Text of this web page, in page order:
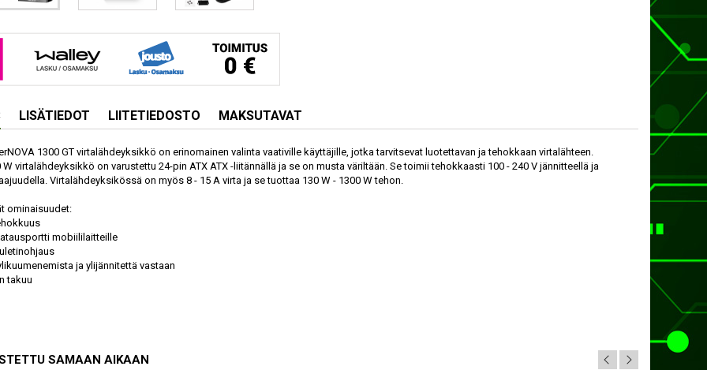
LISÄTIEDOT LIITETIEDOSTO MAKSUTAVAT
1300 GT virtalähdeyksikkö on erinomainen valinta vaativille käyttäjille, jotka tarvitsevat luotettavan ja tehokkaan virtalähteen.
W virtalähdeyksikkö on varustettu 24-pin ATX ATX -liitännällä ja se on musta väriltään. Se toimii tehokkaasti 100 - 240 V jännitteellä ja
Virtalähdeyksikössä on myös 8 - 15 A virta ja se tuottaa 130 W - 1300 W tehon.
ominaisuudet:
mobiililaitteille
ja ylijännitettä vastaan
takuu
SAMAAN AIKAAN